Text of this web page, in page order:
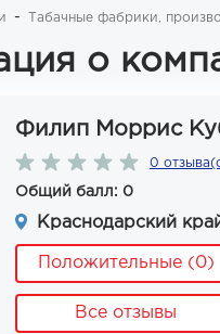
Табачные фабрики,
о
Филип Моррис
0
Общий балл: 0
Краснодарский
Положительные (0)
Все отзывы